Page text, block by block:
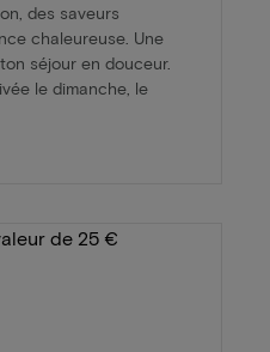
des saveurs
chaleureuse. Une
séjour en douceur.
le dimanche, le